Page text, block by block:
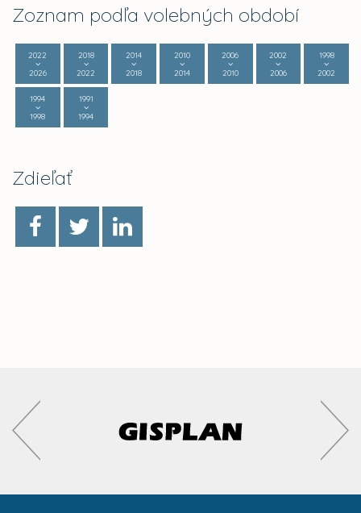
Zoznam podľa volebných období
2022
2026
2018
2022
2014
2018
2010
2014
2006
2010
2002
2006
1998
2002
1994
1998
1991
1994
Zdieľať